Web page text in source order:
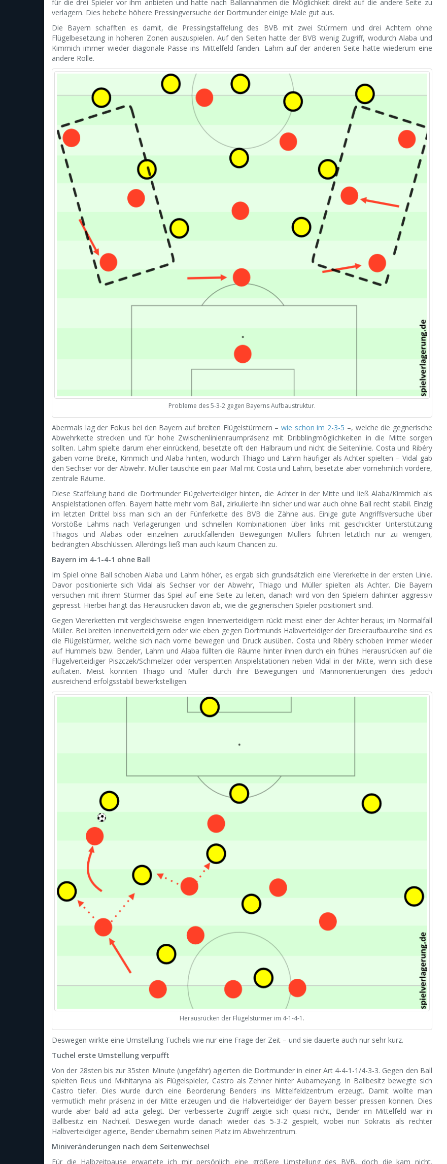
für die drei Spieler vor ihm anbieten und hatte nach Ballannahmen die Möglichkeit direkt auf die andere Seite zu
verlagern. Dies hebelte höhere Pressingversuche der Dortmunder einige Male gut aus.
Die Bayern schafften es damit, die Pressingstaffelung des BVB mit zwei Stürmern und drei Achtern ohne
Flügelbesetzung in höheren Zonen auszuspielen. Auf den Seiten hatte der BVB wenig Zugriff, wodurch Alaba und
Kimmich immer wieder diagonale Pässe ins Mittelfeld fanden. Lahm auf der anderen Seite hatte wiederum eine
andere Rolle.
Probleme des 5-3-2 gegen Bayerns Aufbaustruktur.
Abermals lag der Fokus bei den Bayern auf breiten Flügelstürmern – wie schon im 2-3-5 –, welche die gegnerische
Abwehrkette strecken und für hohe Zwischenlinienraumpräsenz mit Dribblingmöglichkeiten in die Mitte sorgen
sollten. Lahm spielte darum eher einrückend, besetzte oft den Halbraum und nicht die Seitenlinie. Costa und Ribéry
gaben vorne Breite, Kimmich und Alaba hinten, wodurch Thiago und Lahm häufiger als Achter spielten – Vidal gab
den Sechser vor der Abwehr. Müller tauschte ein paar Mal mit Costa und Lahm, besetzte aber vornehmlich vordere,
zentrale Räume.
Diese Staffelung band die Dortmunder Flügelverteidiger hinten, die Achter in der Mitte und ließ Alaba/Kimmich als
Anspielstationen offen. Bayern hatte mehr vom Ball, zirkulierte ihn sicher und war auch ohne Ball recht stabil. Einzig
im letzten Drittel biss man sich an der Fünferkette des BVB die Zähne aus. Einige gute Angriffsversuche über
Vorstöße Lahms nach Verlagerungen und schnellen Kombinationen über links mit geschickter Unterstützung
Thiagos und Alabas oder einzelnen zurückfallenden Bewegungen Müllers führten letztlich nur zu wenigen,
bedrängten Abschlüssen. Allerdings ließ man auch kaum Chancen zu.
Bayern im 4-1-4-1 ohne Ball
Im Spiel ohne Ball schoben Alaba und Lahm höher, es ergab sich grundsätzlich eine Viererkette in der ersten Linie.
Davor positionierte sich Vidal als Sechser vor der Abwehr, Thiago und Müller spielten als Achter. Die Bayern
versuchen mit ihrem Stürmer das Spiel auf eine Seite zu leiten, danach wird von den Spielern dahinter aggressiv
gepresst. Hierbei hängt das Herausrücken davon ab, wie die gegnerischen Spieler positioniert sind.
Gegen Viererketten mit vergleichsweise engen Innenverteidigern rückt meist einer der Achter heraus; im Normalfall
Müller. Bei breiten Innenverteidigern oder wie eben gegen Dortmunds Halbverteidiger der Dreieraufbaureihe sind es
die Flügelstürmer, welche sich nach vorne bewegen und Druck ausüben. Costa und Ribéry schoben immer wieder
auf Hummels bzw. Bender, Lahm und Alaba füllten die Räume hinter ihnen durch ein frühes Herausrücken auf die
Flügelverteidiger Piszczek/Schmelzer oder versperrten Anspielstationen neben Vidal in der Mitte, wenn sich diese
auftaten. Meist konnten Thiago und Müller durch ihre Bewegungen und Mannorientierungen dies jedoch
ausreichend erfolgsstabil bewerkstelligen.
Herausrücken der Flügelstürmer im 4-1-4-1.
Deswegen wirkte eine Umstellung Tuchels wie nur eine Frage der Zeit – und sie dauerte auch nur sehr kurz.
Tuchel erste Umstellung verpufft
Von der 28sten bis zur 35sten Minute (ungefähr) agierten die Dortmunder in einer Art 4-4-1-1/4-3-3. Gegen den Ball
spielten Reus und Mkhitaryna als Flügelspieler, Castro als Zehner hinter Aubameyang. In Ballbesitz bewegte sich
Castro tiefer. Dies wurde durch eine Beorderung Benders ins Mittelfeldzentrum erzeugt. Damit wollte man
vermutlich mehr präsenz in der Mitte erzeugen und die Halbverteidiger der Bayern besser pressen können. Dies
wurde aber bald ad acta gelegt. Der verbesserte Zugriff zeigte sich quasi nicht, Bender im Mittelfeld war in
Ballbesitz ein Nachteil. Deswegen wurde danach wieder das 5-3-2 gespielt, wobei nun Sokratis als rechter
Halbverteidiger agierte, Bender übernahm seinen Platz im Abwehrzentrum.
Miniveränderungen nach dem Seitenwechsel
Für die Halbzeitpause erwartete ich mir persönlich eine größere Umstellung des BVB, doch die kam nicht.